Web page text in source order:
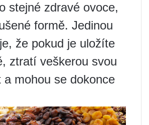
stejné zdravé ovoce,
formě. Jedinou
že pokud je uložíte
ztratí veškerou svou
a mohou se dokonce